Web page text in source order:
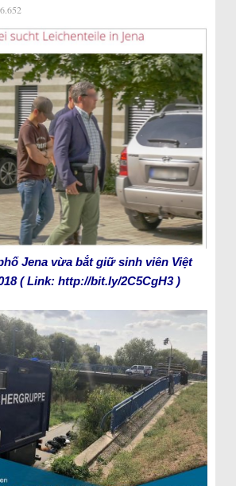
Jena vừa bắt giữ sinh viên Việt
( Link: http://bit.ly/2C5CgH3 )